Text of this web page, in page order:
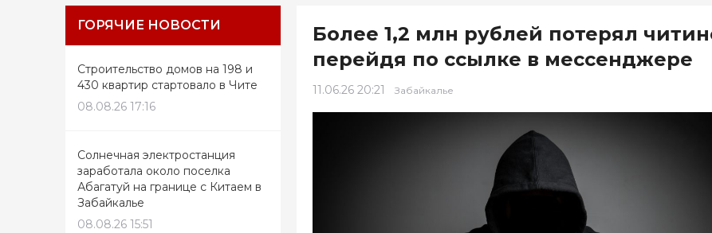
ГОРЯЧИЕ НОВОСТИ
Строительство домов на 198 и
430 квартир стартовало в Чите
08.08.26 17:16
Солнечная электростанция
заработала около поселка
Абагатуй на границе с Китаем в
Забайкалье
08.08.26 15:51
Более 1,2 млн рублей потерял
перейдя по ссылке в мессенджере
11.06.26 20:21 Забайкалье